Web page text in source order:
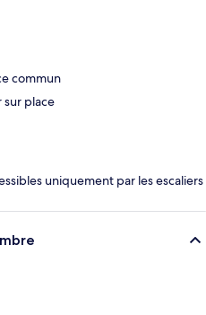
commun
sur place
uniquement par les escaliers